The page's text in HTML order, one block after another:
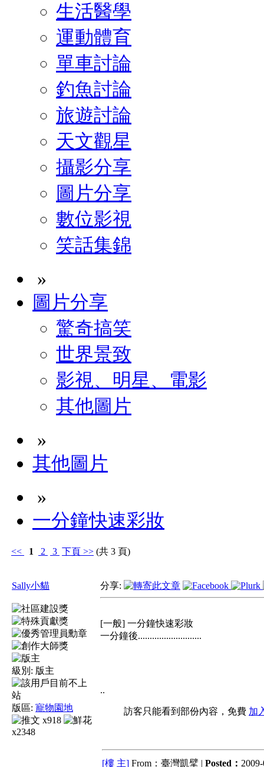
生活醫學
運動體育
單車討論
釣魚討論
旅遊討論
天文觀星
攝影分享
圖片分享
數位影視
笑話集錦
»
圖片分享
驚奇搞笑
世界景致
影視、明星、電影
其他圖片
»
其他圖片
»
一分鐘快速彩妝
<< 1 2 3 下頁 >> (共 3 頁)
Sally小貓
級別: 版主
版區: 寵物園地
x918
x2348
分享:
[一般] 一分鐘快速彩妝
一分鐘後...........................
..
訪客只能看到部份內容，免費 加
[樓 主] From：臺灣凱擘 | Posted：